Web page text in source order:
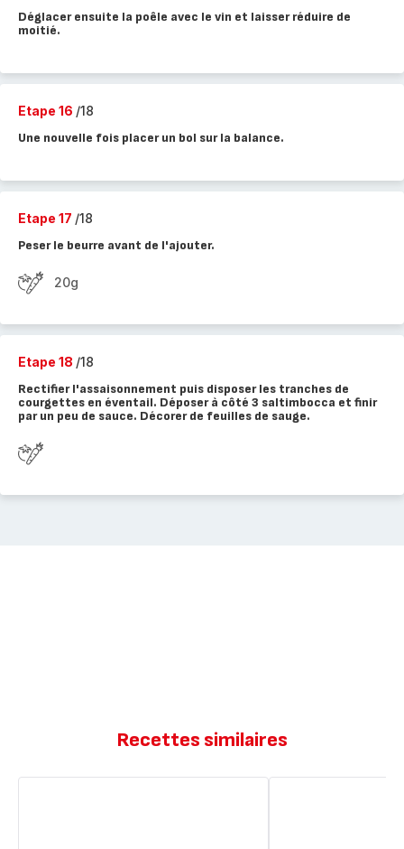
Déglacer ensuite la poêle avec le vin et laisser réduire de
moitié.
Etape 16 /18
Une nouvelle fois placer un bol sur la balance.
Etape 17 /18
Peser le beurre avant de l'ajouter.
20g
Etape 18 /18
Rectifier l'assaisonnement puis disposer les tranches de
courgettes en éventail. Déposer à côté 3 saltimbocca et finir
par un peu de sauce. Décorer de feuilles de sauge.
Recettes similaires